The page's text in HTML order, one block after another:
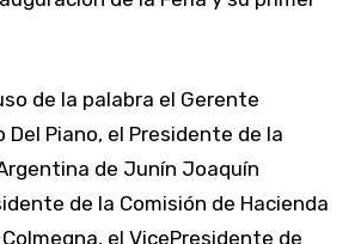
de la palabra el Gerente
Del Piano, el Presidente de la
de Junín Joaquín
de la Comisión de Hacienda
Colmegna, el VicePresidente de